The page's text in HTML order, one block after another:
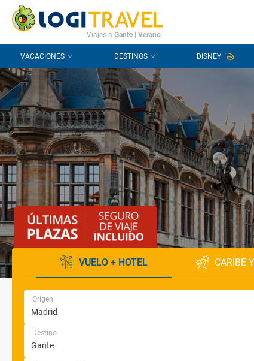
CONTACTO PREGUNTAS FRECUENTES
Viajes a Gante| Verano.
VACACIONES DESTINOS DISNEY
VUELO + HOTEL CARIBE
Origen
Destino